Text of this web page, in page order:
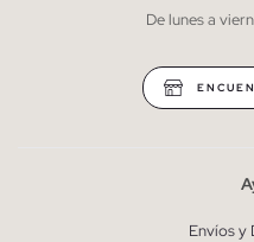
* Puedes cancelar la
De lunes a
Envíos y